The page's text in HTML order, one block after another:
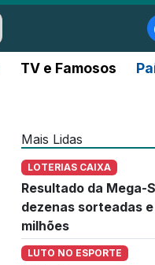
TV e Famosos
Mais Lidas
LOTERIAS CAIXA
Resultado da Mega-
dezenas sorteadas
milhões
LUTO NO ESPORTE